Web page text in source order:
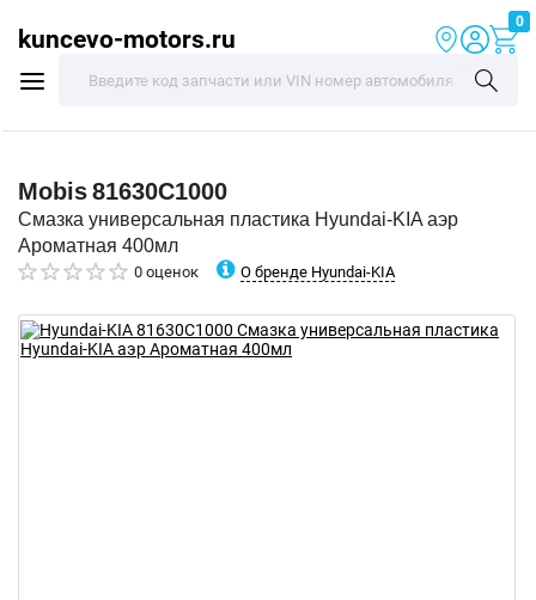
kuncevo-motors.ru
0
Mobis81630C1000
Смазка универсальная пластика Hyundai-KIA аэр
Ароматная 400мл
0 оценок О бренде Hyundai-KIA